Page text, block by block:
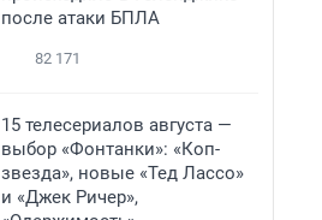
после атаки БПЛА
82 171
15 телесериалов августа —
выбор «Фонтанки»: «Коп-
звезда», новые «Тед Лассо»
и «Джек Ричер»,